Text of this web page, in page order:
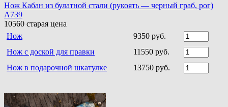
Нож Кабан из булатной стали (рукоять — черный граб, рог)
A739
10560 старая цена
Нож
9350 руб.
Нож с доской для правки
11550 руб.
Нож в подарочной шкатулке
13750 руб.